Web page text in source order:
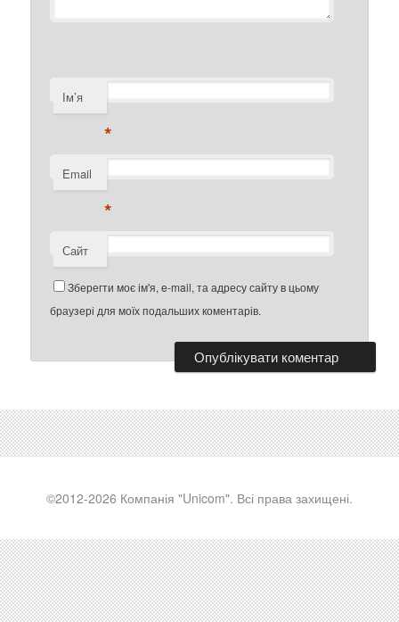
Ім’я
*
Email
*
Сайт
Зберегти моє ім'я, e-mail, та адресу сайту в цьому
браузері для моїх подальших коментарів.
©2012-2026 Компанія "Unicom". Всі права захищені.